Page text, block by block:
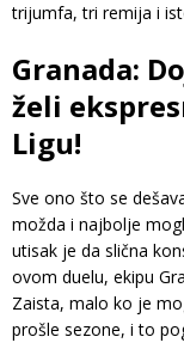
trijumfa, tri remija i
Granada:
želi
Ligu!
Sve ono što se
možda i najbolje
utisak je da slična
ovom duelu, ekipu
Zaista, malo ko je
prošle sezone, i to